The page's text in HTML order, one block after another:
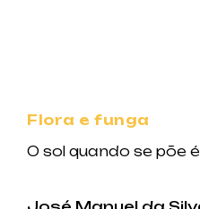
Flora e funga
O sol quando se põe